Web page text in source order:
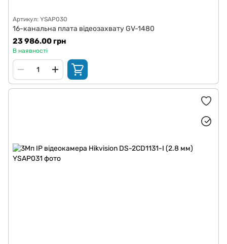
Артикул: YSAP030
16-канальна плата відеозахвату GV-1480
23 986.00 грн
В наявності